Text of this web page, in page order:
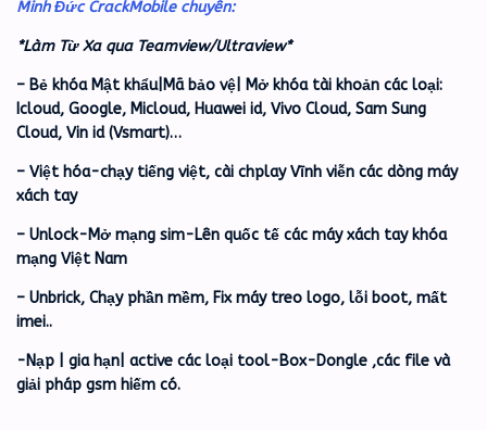
Minh Đức CrackMobile chuyên:
*Làm Từ Xa qua Teamview/Ultraview*
– Bẻ khóa Mật khẩu|Mã bảo vệ| Mở khóa tài khoản các loại:
Icloud, Google, Micloud, Huawei id, Vivo Cloud, Sam Sung
Cloud, Vin id (Vsmart)…
– Việt hóa-chạy tiếng việt, cài chplay Vĩnh viễn các dòng máy
xách tay
– Unlock-Mở mạng sim-Lên quốc tế các máy xách tay khóa
mạng Việt Nam
– Unbrick, Chạy phần mềm, Fix máy treo logo, lỗi boot, mất
imei..
-Nạp | gia hạn| active các loại tool-Box-Dongle ,các file và
giải pháp gsm hiếm có.